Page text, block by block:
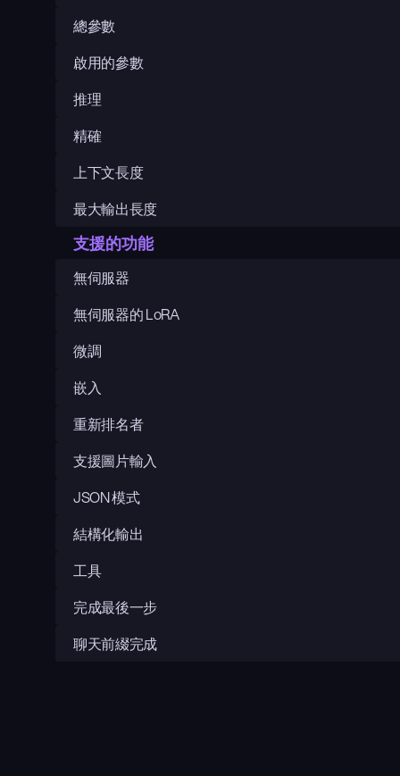
總參數
啟用的參數
推理
精確
上下文長度
最大輸出長度
支援的功能
無伺服器
無伺服器的 LoRA
微調
嵌入
重新排名者
支援圖片輸入
JSON 模式
結構化輸出
工具
完成最後一步
聊天前綴完成